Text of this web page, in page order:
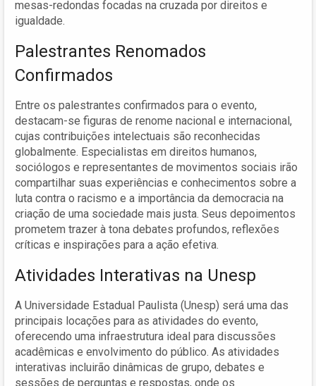
mesas-redondas focadas na cruzada por direitos e
igualdade.
Palestrantes Renomados
Confirmados
Entre os palestrantes confirmados para o evento,
destacam-se figuras de renome nacional e internacional,
cujas contribuições intelectuais são reconhecidas
globalmente. Especialistas em direitos humanos,
sociólogos e representantes de movimentos sociais irão
compartilhar suas experiências e conhecimentos sobre a
luta contra o racismo e a importância da democracia na
criação de uma sociedade mais justa. Seus depoimentos
prometem trazer à tona debates profundos, reflexões
críticas e inspirações para a ação efetiva.
Atividades Interativas na Unesp
A Universidade Estadual Paulista (Unesp) será uma das
principais locações para as atividades do evento,
oferecendo uma infraestrutura ideal para discussões
acadêmicas e envolvimento do público. As atividades
interativas incluirão dinâmicas de grupo, debates e
sessões de perguntas e respostas, onde os